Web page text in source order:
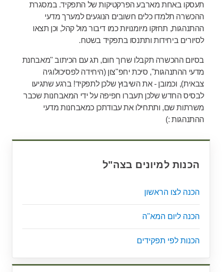
תעסקו באחת מארבע הפרקטיקות של התפקיד. במסגרת
ההכשרה תלמדו כלים חשובים הנוגעים למערך מדעי
ההתנהגות, תחזקו מיומנויות כמו דיבור מול קהל, וכן תצאו
לסיורים ביחידות ותתנסו בתפקיד בשטח.
בסיום ההכשרה תקבלו שרוך חום, תג עם הכיתוב "מאבחנת
מדעי ההתנהגות", סיכת יחפ"צון (היחידה לפסיכולוגיה
צבאית), וכמובן - את השיבוץ שלכן לתפקיד! ברגע שתגיעו
לבסיס החדש שלכן תעברו חפיפה על ידי המאבחנות שכבר
משרתות שם, ותתחילו את עבודתכן כמאבחנות מדעי
ההתנהגות :)
הכנות למיונים בצה"ל
הכנה לצו הראשון
הכנה ליום המא"ה
הכנות לפי תפקידים